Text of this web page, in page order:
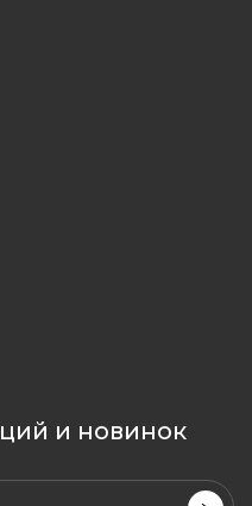
и новинок